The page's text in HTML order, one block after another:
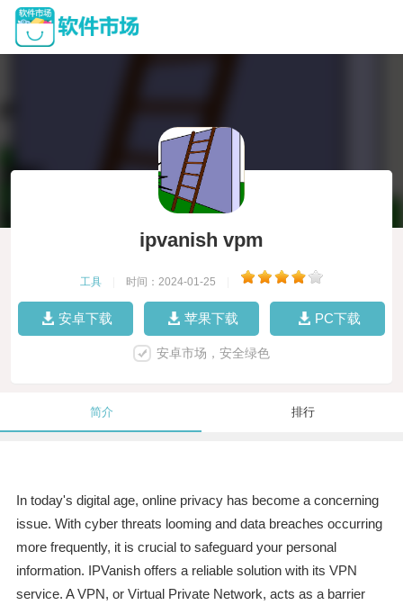
ipvanish vpm
工具 时间：2024-01-25
安卓下载 苹果下载 PC下载
安卓市场，安全绿色
简介 排行
In today's digital age, online privacy has become a concerning
issue. With cyber threats looming and data breaches occurring
more frequently, it is crucial to safeguard your personal
information. IPVanish offers a reliable solution with its VPN
service. A VPN, or Virtual Private Network, acts as a barrier